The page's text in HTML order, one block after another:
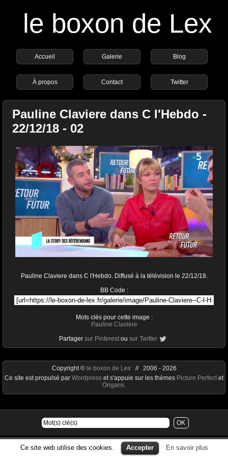
le boxon de Lex
Accueil Galerie Blog
À propos Contact Twitter
Pauline Claviere dans C l'Hebdo -
22/12/18 - 02
Pauline Claviere dans C l'Hebdo. Diffusé à la télévision le 22/12/18.
BB Code :
Mots clés pour cette image :
Pauline Clavière
Partager sur Pinterest ou sur Twitter
Ce site web utilise des cookies. Accepter En savoir plus
Copyright © le boxon de Lex// 2006 - 2026
Ce site est propulsé par Wordpress et s'appuie sur les thèmes Picture Perfect et
Origami.